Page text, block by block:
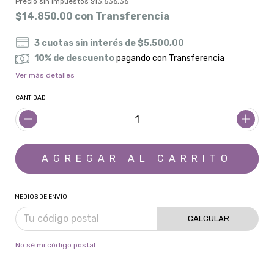
$14.850,00 con Transferencia
3 cuotas sin interés de$5.500,00
10% de descuentopagando con Transferencia
Ver más detalles
CANTIDAD
MEDIOS DE ENVÍO
CALCULAR
No sé mi código postal